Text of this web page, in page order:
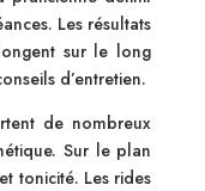
Les résultats
sur le long
d’entretien.
de nombreux
Sur le plan
tonicité. Les rides